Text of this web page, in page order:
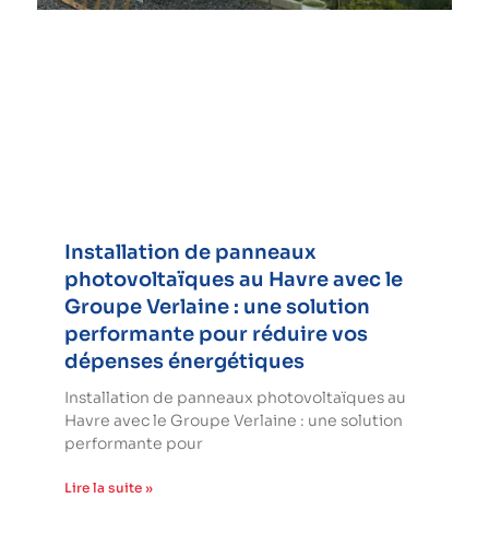
Installation de panneaux
photovoltaïques au Havre avec le
Groupe Verlaine : une solution
performante pour réduire vos
dépenses énergétiques
Installation de panneaux photovoltaïques au
Havre avec le Groupe Verlaine : une solution
performante pour
Lire la suite »